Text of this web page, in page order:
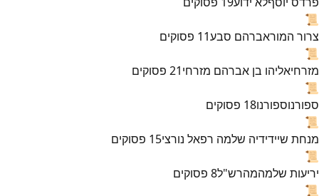
📜
צרור המוראברהם סבע11 פסוקים
📜
מזרחיאליהו בן אברהם מזרחי21 פסוקים
📜
ספורנוספורנו18 פסוקים
📜
מנחת שיידידיה שלמה רפאל נורצי15 פסוקים
📜
יריעות שלמהמהרש"ל8 פסוקים
📜